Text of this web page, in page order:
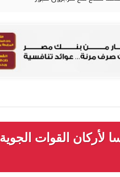
لأركان القوات الجوية